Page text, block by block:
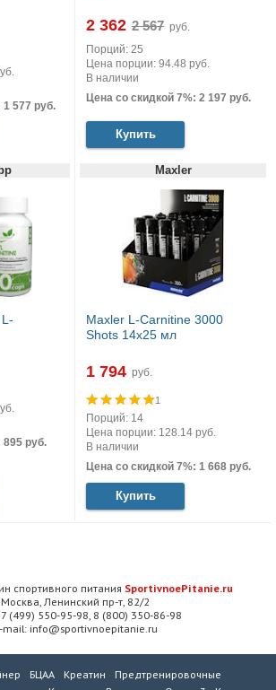
577 руб.
2 362
руб.
Порций: 25
Цена порции: 94.48 руб.
В наличии
Цена со скидкой 7%: 2 197 руб.
Купить
895 руб.
Maxler
Maxler L-Carnitine 3000
Shots 14x25 мл
1 794 руб.
1
Порций: 14
Цена порции: 128.14 руб.
В наличии
Цена со скидкой 7%: 1 668 руб.
Купить
спортивного питания SportivnoePitanie.ru
Москва, Ленинский пр-т, 82/2
(499) 550-95-98, 8 (800) 350-86-98
mail: info@sportivnoepitanie.ru
БЦАА Креатин
Предтренировочные